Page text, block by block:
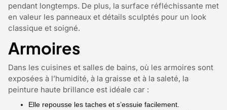
pendant longtemps. De plus, la surface réfléchissante met
en valeur les panneaux et détails sculptés pour un look
classique et soigné.
Armoires
Dans les cuisines et salles de bains, où les armoires sont
exposées à l’humidité, à la graisse et à la saleté, la
peinture haute brillance est idéale car :
Elle repousse les taches et s’essuie facilement.